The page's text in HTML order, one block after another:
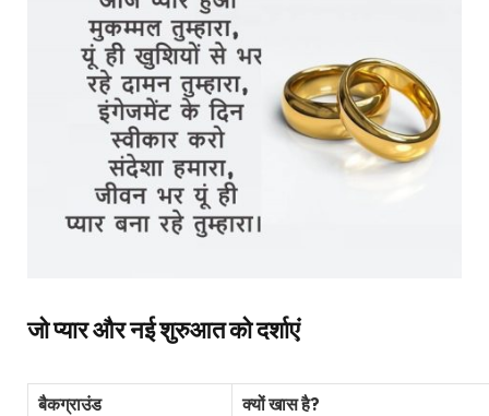
जो प्यार और नई शुरुआत को दर्शाएं
बैकग्राउंड क्यों खास है?